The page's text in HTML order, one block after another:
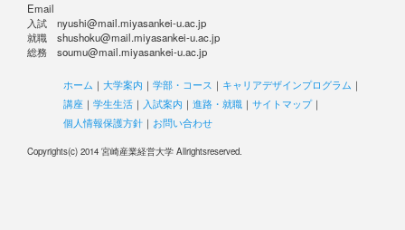
Email
入試 nyushi@mail.miyasankei-u.ac.jp
就職 shushoku@mail.miyasankei-u.ac.jp
総務 soumu@mail.miyasankei-u.ac.jp
ホーム ｜ 大学案内 ｜ 学部・コース ｜ キャリアデザインプログラム ｜
講座 ｜ 学生生活 ｜ 入試案内 ｜ 進路・就職 ｜ サイトマップ｜
個人情報保護方針 ｜ お問い合わせ
Copyrights(c) 2014 宮崎産業経営大学 Allrightsreserved.